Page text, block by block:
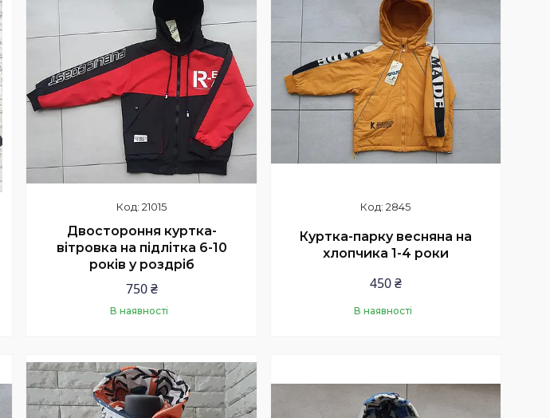
21015
Двостороння куртка-
вітровка на підлітка 6-10
років у роздріб
750 ₴
В наявності
Купити
2845
Куртка-парку весняна на
хлопчика 1-4 роки
450 ₴
В наявності